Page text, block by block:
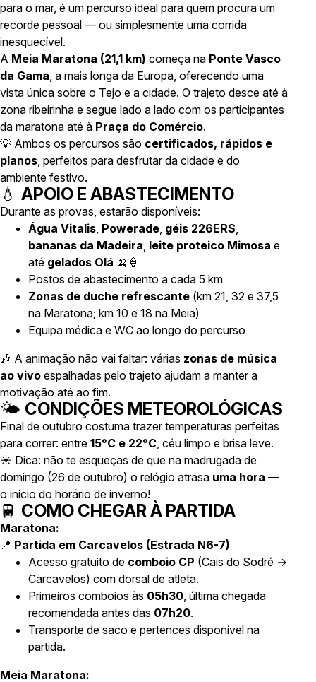
para o mar, é um percurso ideal para quem procura um
recorde pessoal — ou simplesmente uma corrida
inesquecível.
A Meia Maratona (21,1 km) começa na Ponte Vasco
da Gama, a mais longa da Europa, oferecendo uma
vista única sobre o Tejo e a cidade. O trajeto desce até à
zona ribeirinha e segue lado a lado com os participantes
da maratona até à Praça do Comércio.
💡 Ambos os percursos são certificados, rápidos e
planos, perfeitos para desfrutar da cidade e do
ambiente festivo.
💧 APOIO E ABASTECIMENTO
Durante as provas, estarão disponíveis:
Água Vitalis, Powerade, géis 226ERS,
bananas da Madeira, leite proteico Mimosa e
até gelados Olá 🍌🍦
Postos de abastecimento a cada 5 km
Zonas de duche refrescante (km 21, 32 e 37,5
na Maratona; km 10 e 18 na Meia)
Equipa médica e WC ao longo do percurso
🎶 A animação não vai faltar: várias zonas de música
ao vivo espalhadas pelo trajeto ajudam a manter a
motivação até ao fim.
🌤️ CONDIÇÕES METEOROLÓGICAS
Final de outubro costuma trazer temperaturas perfeitas
para correr: entre 15°C e 22°C, céu limpo e brisa leve.
☀️ Dica: não te esqueças de que na madrugada de
domingo (26 de outubro) o relógio atrasa uma hora —
o início do horário de inverno!
🚆 COMO CHEGAR À PARTIDA
Maratona:
📍 Partida em Carcavelos (Estrada N6-7)
Acesso gratuito de comboio CP (Cais do Sodré →
Carcavelos) com dorsal de atleta.
Primeiros comboios às 05h30, última chegada
recomendada antes das 07h20.
Transporte de saco e pertences disponível na
partida.
Meia Maratona: